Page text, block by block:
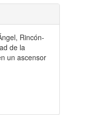
Rincón-
de la
un ascensor